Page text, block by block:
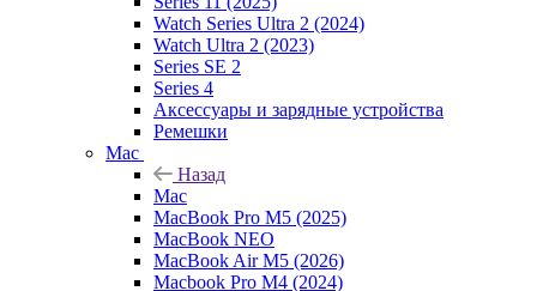
Watch Series Ultra 2 (2024)
Watch Ultra 2 (2023)
Series SE 2
Series 4
Аксессуары и зарядные устройства
Ремешки
Mac
Назад
Mac
MacBook Pro M5 (2025)
MacBook NEO
MacBook Air M5 (2026)
Macbook Pro M4 (2024)